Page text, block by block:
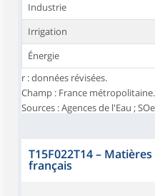
Industrie
Irrigation
Énergie
r : données révisées.
Champ : France métropolitaine.
Sources : Agences de l'Eau ;
T15F022T14–
français